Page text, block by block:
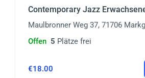
Contemporary Jazz
Maulbronner Weg 37, 71706
Offen 5 Plätze frei
€18.00